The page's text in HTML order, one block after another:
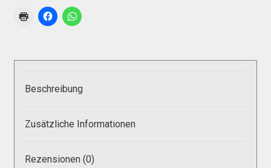
Händlerkonditionen
Sitzpolster und erhöhte Sitzpolster
Preislisten
Beschreibung
Zusätzliche Informationen
Rezensionen (0)